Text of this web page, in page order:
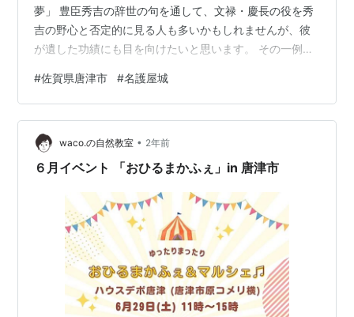
夢」 豊臣秀吉の辞世の句を通して、文禄・慶長の役を秀
吉の野心と否定的に見る人も多いかもしれませんが、彼
が遺した功績にも目を向けたいと思います。 その一例
ずか数ヶ月で建設され、大阪城に次ぐ規模で、京都に匹
敵する城下町が形成されたと伝えられています。 全国か
ら集められた160家以上の大名によって150以上の陣屋が
設置され、最盛期には20万人を超える人口で賑わい、約7
年間にわたり当時の日本の政治経済の中心地となったと
#佐賀県唐津市 #名護屋城
waco.の自然教室 • 2年前
６月イベント 「おひるまかふぇ」in 唐津市